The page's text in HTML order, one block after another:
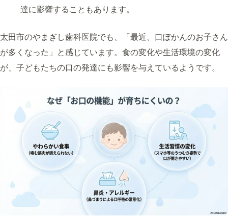
達に影響することもあります。
太田市のやまぎし歯科医院でも、「最近、口ぽかんのお子さん
が多くなった」と感じています。食の変化や生活環境の変化
が、子どもたちの口の発達にも影響を与えているようです。